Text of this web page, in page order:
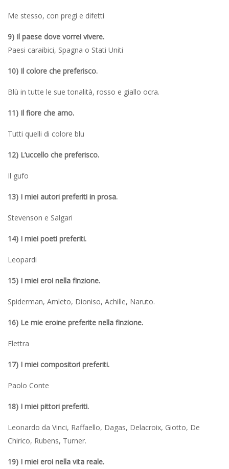
Me stesso, con pregi e difetti
9) Il paese dove vorrei vivere.
Paesi caraibici, Spagna o Stati Uniti
10) Il colore che preferisco.
Blù in tutte le sue tonalità, rosso e giallo ocra.
11) Il fiore che amo.
Tutti quelli di colore blu
12) L’uccello che preferisco.
Il gufo
13) I miei autori preferiti in prosa.
Stevenson e Salgari
14) I miei poeti preferiti.
Leopardi
15) I miei eroi nella finzione.
Spiderman, Amleto, Dioniso, Achille, Naruto.
16) Le mie eroine preferite nella finzione.
Elettra
17) I miei compositori preferiti.
Paolo Conte
18) I miei pittori preferiti.
Leonardo da Vinci, Raffaello, Dagas, Delacroix, Giotto, De
Chirico, Rubens, Turner.
19) I miei eroi nella vita reale.